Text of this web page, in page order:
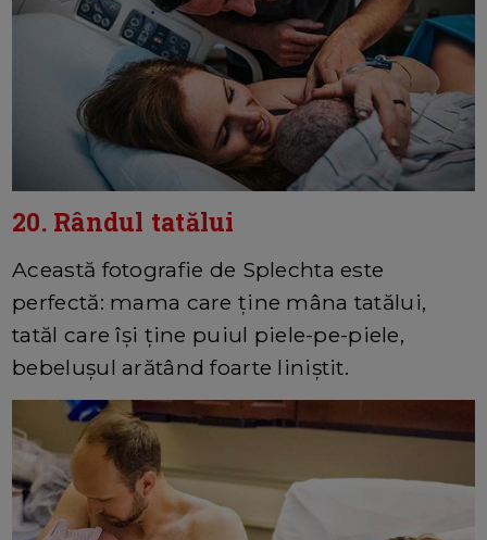
20. Rândul tatălui
Această fotografie de Splechta este
perfectă: mama care ține mâna tatălui,
tatăl care își ține puiul piele-pe-piele,
bebelușul arătând foarte liniștit.